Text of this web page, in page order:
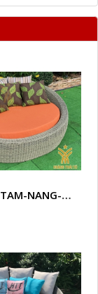
GIUONG-TAM-NANG-MAY-NHUA-HTT - B63